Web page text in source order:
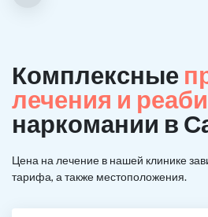
Комплексные
лечения и
наркомании в
Цена на лечение в нашей клинике
тарифа, а также местоположения.